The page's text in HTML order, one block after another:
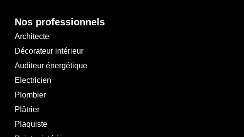
Nos professionnels
Architecte
Décorateur intérieur
Auditeur énergétique
Electricien
Plombier
Plâtrier
Plaquiste